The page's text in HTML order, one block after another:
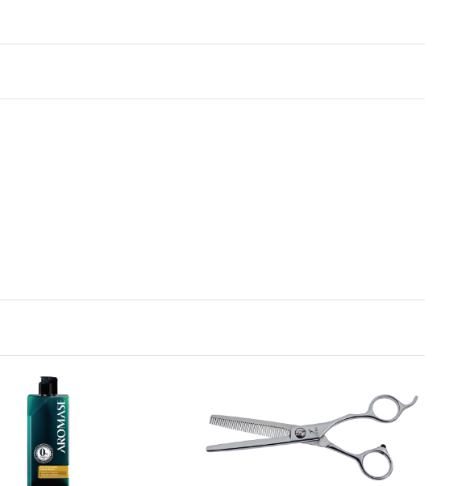
(pink) Art.Nr.: 85y335p